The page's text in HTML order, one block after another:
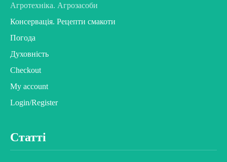
Агротехніка. Агрозасоби
Консервація. Рецепти смакоти
Погода
Духовність
Checkout
My account
Login/Register
Статті